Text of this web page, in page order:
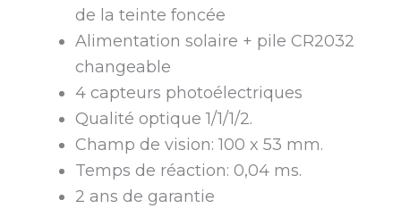
de la teinte foncée
Alimentation solaire + pile CR2032
changeable
4 capteurs photoélectriques
Qualité optique 1/1/1/2.
Champ de vision: 100 x 53 mm.
Temps de réaction: 0,04 ms.
2 ans de garantie